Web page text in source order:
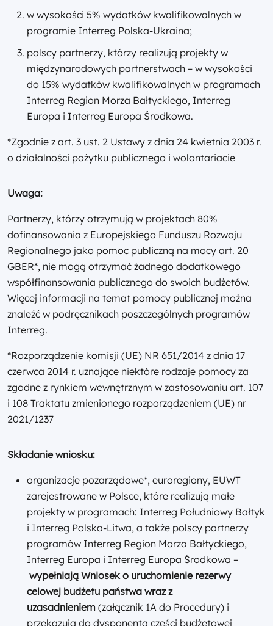
w wysokości 5% wydatków kwalifikowalnych w
programie Interreg Polska-Ukraina;
polscy partnerzy, którzy realizują projekty w
międzynarodowych partnerstwach – w wysokości
do 15% wydatków kwalifikowalnych w programach
Interreg Region Morza Bałtyckiego, Interreg
Europa i Interreg Europa Środkowa.
*Zgodnie z art. 3 ust. 2 Ustawy z dnia 24 kwietnia 2003 r.
o działalności pożytku publicznego i wolontariacie
Uwaga:
Partnerzy, którzy otrzymują w projektach 80%
dofinansowania z Europejskiego Funduszu Rozwoju
Regionalnego jako pomoc publiczną na mocy art. 20
GBER*, nie mogą otrzymać żadnego dodatkowego
współfinansowania publicznego do swoich budżetów.
Więcej informacji na temat pomocy publicznej można
znaleźć w podręcznikach poszczególnych programów
Interreg.
*Rozporządzenie komisji (UE) NR 651/2014 z dnia 17
czerwca 2014 r. uznające niektóre rodzaje pomocy za
zgodne z rynkiem wewnętrznym w zastosowaniu art. 107
i 108 Traktatu zmienionego rozporządzeniem (UE) nr
2021/1237
Składanie wniosku:
organizacje pozarządowe*, euroregiony, EUWT
zarejestrowane w Polsce, które realizują małe
projekty w programach: Interreg Południowy Bałtyk
i Interreg Polska-Litwa, a także polscy partnerzy
programów Interreg Region Morza Bałtyckiego,
Interreg Europa i Interreg Europa Środkowa –
wypełniają Wniosek o uruchomienie rezerwy
celowej budżetu państwa wraz z
uzasadnieniem (załącznik 1A do Procedury) i
przekazują do dysponenta części budżetowej